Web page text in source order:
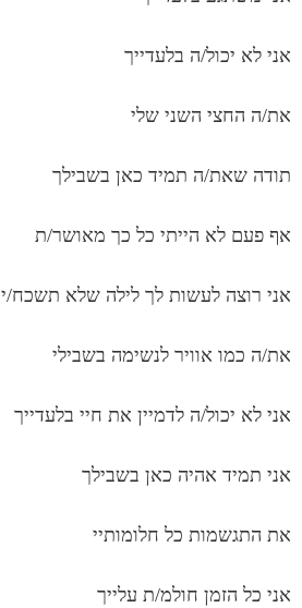
אני לא יכול/ה בלעדייך
את/ה החצי השני שלי
תודה שאת/ה תמיד כאן בשבילך
אף פעם לא הייתי כל כך מאושר/ת
אני רוצה לעשות לך לילה שלא תשכח/י
את/ה כמו אוויר לנשימה בשבילי
אני לא יכול/ה לדמיין את חיי בלעדייך
אני תמיד אהיה כאן בשבילך
את התגשמות כל חלומותיי
אני כל הזמן חולמ/ת עלייך